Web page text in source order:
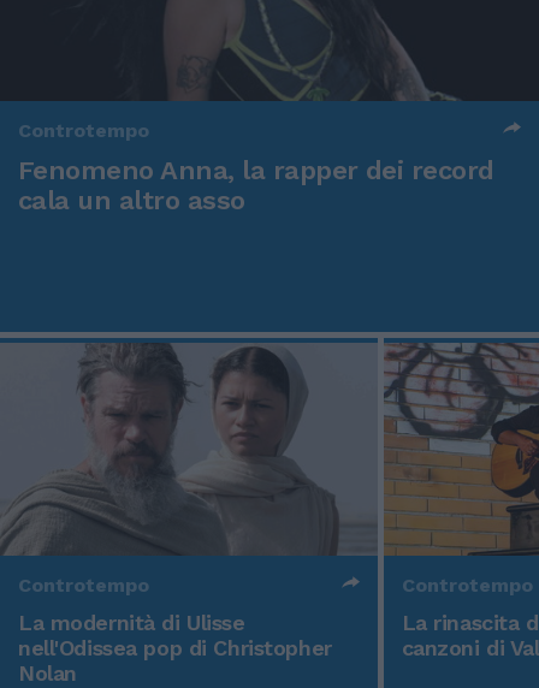
Controtempo
Fenomeno Anna, la rapper dei record
cala un altro asso
Controtempo
La modernità di Ulisse
nell'Odissea pop di Christopher
Nolan
Controtempo
La rinascita
canzoni di